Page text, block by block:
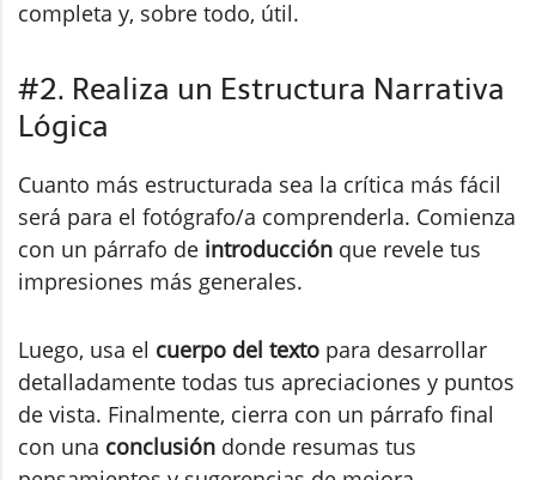
completa y, sobre todo, útil.
#2. Realiza un Estructura Narrativa
Lógica
Cuanto más estructurada sea la crítica más fácil
será para el fotógrafo/a comprenderla. Comienza
con un párrafo de introducción que revele tus
impresiones más generales.
Luego, usa el cuerpo del texto para desarrollar
detalladamente todas tus apreciaciones y puntos
de vista. Finalmente, cierra con un párrafo final
con una conclusión donde resumas tus